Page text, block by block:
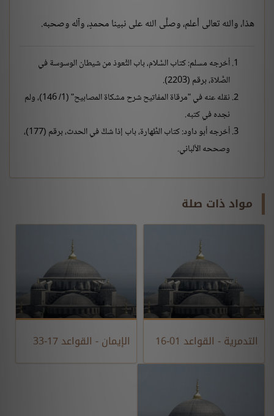
هذا، والله تعالى أعلم، وصلَّى الله على نبينا محمدٍ، وآله وصحبه.
أخرجه مسلم: كتاب السَّلام، باب التَّعوذ من شيطان الوسوسة في
الصَّلاة، برقم (2203).
نقله عنه في "مرقاة المفاتيح شرح مشكاة المصابيح" (1/ 146)، ولم
نجده في كتبه.
أخرجه أبو داود: كتاب الطَّهارة، باب إذا شكَّ في الحدث، برقم (177)،
وصححه الألباني.
مواد ذات صلة
التدمرية - القواعد 01-16 الإيمان - القواعد 17-33